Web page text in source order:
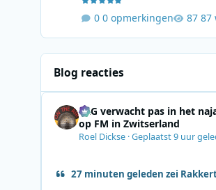
0 opmerkingen 87
Blog reacties
SRG verwacht pas in het
op FM in Zwitserland
Roel Dickse·Geplaatst9 uur
27 minuten geleden zei